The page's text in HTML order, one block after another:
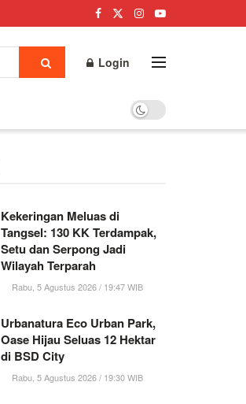
Login
Kekeringan Meluas di
Tangsel: 130 KK Terdampak,
Setu dan Serpong Jadi
Wilayah Terparah
Rabu, 5 Agustus 2026 / 19:47 WIB
Urbanatura Eco Urban Park,
Oase Hijau Seluas 12 Hektar
di BSD City
Rabu, 5 Agustus 2026 / 19:30 WIB